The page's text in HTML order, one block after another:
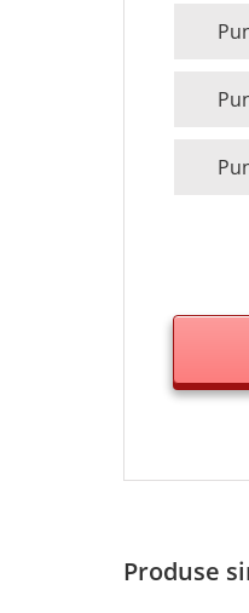
Produse